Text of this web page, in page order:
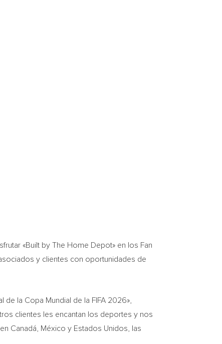
«Built by The Home Depot» en los Fan
y clientes con oportunidades de
la Copa Mundial de la FIFA 2026»,
clientes les encantan los deportes y nos
Canadá, México y Estados Unidos, las